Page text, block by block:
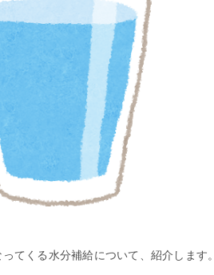
てくる水分補給について、紹介します。